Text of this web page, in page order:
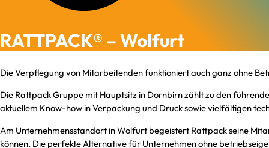
RATTPACK® – Wolfurt
Die Verpflegung von Mitarbeitenden funktioniert auch ganz ohne
Die Rattpack Gruppe mit Hauptsitz in Dornbirn zählt zu den
aktuellem Know-how in Verpackung und Druck sowie vielfältigen
Am Unternehmensstandort in Wolfurt begeistert Rattpack seine
können. Die perfekte Alternative für Unternehmen ohne